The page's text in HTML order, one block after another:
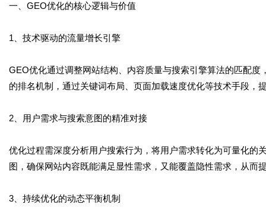
一、GEO优化的核心逻辑与价值
1、技术驱动的流量增长引擎
GEO优化通过调整网站结构、内容质量与搜索引擎算法的匹配
的排名机制，通过关键词布局、页面加载速度优化等技术手段
2、用户需求与搜索意图的精准对接
优化过程需深度分析用户搜索行为，将用户需求转化为可量化的
图，确保网站内容既能满足显性需求，又能覆盖隐性需求，从而
3、持续优化的动态平衡机制